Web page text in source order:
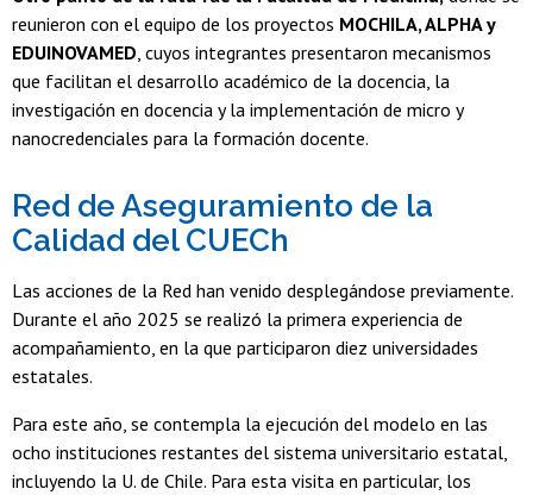
reunieron con el equipo de los proyectos MOCHILA, ALPHA y
EDUINOVAMED , cuyos integrantes presentaron mecanismos
que facilitan el desarrollo académico de la docencia, la
investigación en docencia y la implementación de micro y
nanocredenciales para la formación docente.
Red de Aseguramiento de la
Calidad del CUECh
Las acciones de la Red han venido desplegándose previamente.
Durante el año 2025 se realizó la primera experiencia de
acompañamiento, en la que participaron diez universidades
estatales.
Para este año, se contempla la ejecución del modelo en las
ocho instituciones restantes del sistema universitario estatal,
incluyendo la U. de Chile. Para esta visita en particular, los